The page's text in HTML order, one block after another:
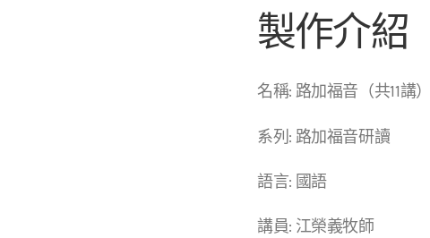
製作介紹
名稱: 路加福音（共11講）
系列: 路加福音研讀
語言: 國語
講員: 江榮義牧師